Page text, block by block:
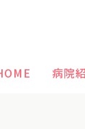
病院